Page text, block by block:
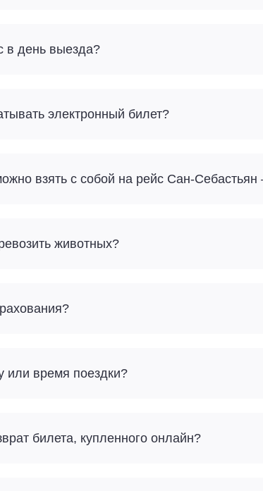
в день выезда?
электронный билет?
Сколько багажа можно взять с собой на
животных?
или время поездки?
билета, купленного онлайн?